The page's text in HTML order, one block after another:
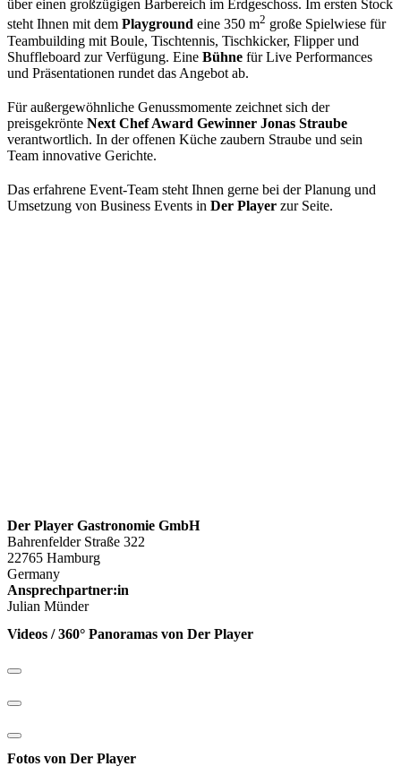
über einen großzügigen Barbereich im Erdgeschoss. Im ersten Stock
steht Ihnen mit dem Playground eine 350 m2 große Spielwiese für
Teambuilding mit Boule, Tischtennis, Tischkicker, Flipper und
Shuffleboard zur Verfügung. Eine Bühne für Live Performances
und Präsentationen rundet das Angebot ab.
Für außergewöhnliche Genussmomente zeichnet sich der
preisgekrönte Next Chef Award Gewinner Jonas Straube
verantwortlich. In der offenen Küche zaubern Straube und sein
Team innovative Gerichte.
Das erfahrene Event-Team steht Ihnen gerne bei der Planung und
Umsetzung von Business Events in Der Player zur Seite.
Der Player Gastronomie GmbH
Bahrenfelder Straße 322
22765 Hamburg
Germany
Ansprechpartner:in
Julian Münder
Videos / 360° Panoramas von Der Player
Fotos von Der Player